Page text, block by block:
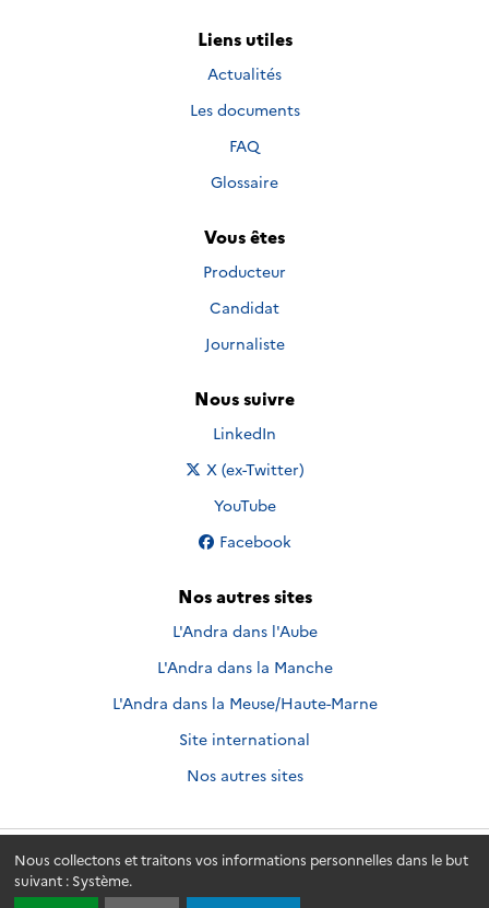
Nous collectons et traitons vos informations personnelles dans le but
suivant : Système.
Liens utiles
Actualités
Les documents
FAQ
Glossaire
Vous êtes
Producteur
Candidat
Journaliste
Nous suivre
Nous suivre sur
LinkedIn
Nous suivre sur
X (ex-Twitter)
Nous suivre sur
YouTube
Nous suivre sur
Facebook
Nos autres sites
L'Andra dans l'Aube
L'Andra dans la Manche
L'Andra dans la Meuse/Haute-Marne
Site international
Nos autres sites
Andra.fr © 2026 - Andra. Tous droits réservés.